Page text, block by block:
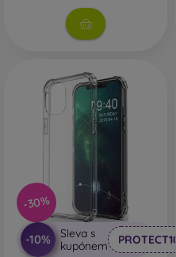
-30%
-10%
Sleva s
kupónem
PROTECT10